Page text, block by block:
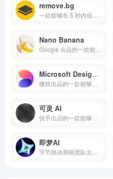
remove.bg
Nano Banana
Microsoft Designer
可灵 AI
即梦AI